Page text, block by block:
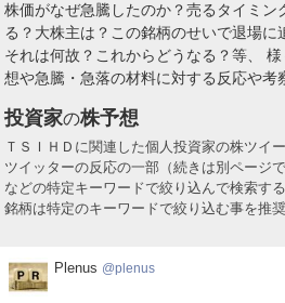
株価がなぜ急騰したのか？売るタイミン
る？大株主は？この銘柄のせいで退場に
それは何故？これからどうなる？等、
想や急騰・急落の材料に対する反応や考
投資家の株予想
ＴＳＩＨＤに関連した個人投資家の株ツイ
ツイッターの反応の一部（続きは別ページ
などの特定キーワードで絞り込んで検索す
銘柄は特定のキーワードで絞り込む事を推奨
Plenus
Plenus plenus